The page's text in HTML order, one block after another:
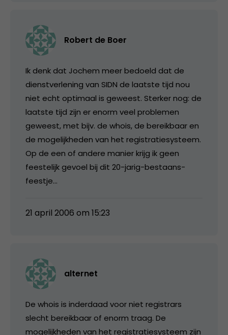
Robert de Boer
Ik denk dat Jochem meer bedoeld dat de
dienstverlening van SIDN de laatste tijd nou
niet echt optimaal is geweest. Sterker nog: de
laatste tijd zijn er enorm veel problemen
geweest, met bijv. de whois, de bereikbaar en
de mogelijkheden van het registratiesysteem.
Op de een of andere manier krijg ik geen
feestelijk gevoel bij dit 20-jarig-bestaans-
feestje…
21 april 2006 om 15:23
alternet
De whois is inderdaad voor niet registrars
slecht bereikbaar of enorm traag. De
mogelijkheden van het registratiesysteem zijn